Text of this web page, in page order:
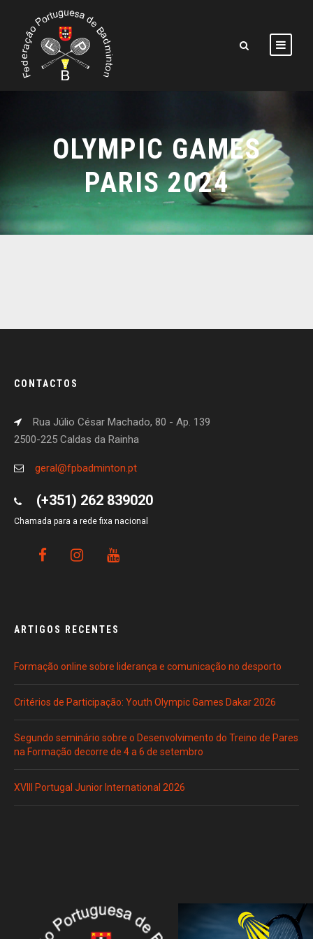
OLYMPIC GAMES
PARIS 2024
CONTACTOS
Rua Júlio César Machado, 80 - Ap. 139
2500-225 Caldas da Rainha
geral@fpbadminton.pt
(+351) 262 839020
Chamada para a rede fixa nacional
ARTIGOS RECENTES
Formação online sobre liderança e comunicação no desporto
Critérios de Participação: Youth Olympic Games Dakar 2026
Segundo seminário sobre o Desenvolvimento do Treino de Pares
na Formação decorre de 4 a 6 de setembro
XVIII Portugal Junior International 2026